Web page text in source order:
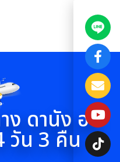
ง ดานัง ฮอ
วัน 3 คืน